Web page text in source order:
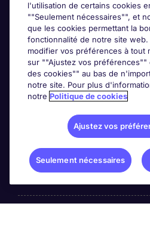
Liens utiles
Prix
l'utilisation de certains cookies
""Seulement nécessaires"", et
que les cookies permettant la
fonctionnalité de notre site web.
modifier vos préférences à tout
sur ""Ajustez vos préférences""
des cookies"" au bas de
notre site. Pour plus
notre Politique de cookies
Ajustez vos
Seulement nécessaires